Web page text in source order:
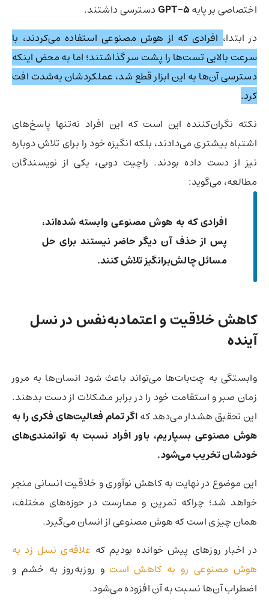
اختصاصی بر پایهGPT-5دسترسی داشتند.
در ابتدا، افرادی که از هوش مصنوعی استفاده می‌کردند، با
سرعت بالایی تست‌ها را پشت سر گذاشتند؛ اما به محض اینکه
دسترسی آن‌ها به این ابزار قطع شد، عملکردشان به‌شدت افت
کرد.
نکته نگران‌کننده این است که این افراد نه‌تنها پاسخ‌های
اشتباه بیشتری می‌دادند، بلکه انگیزه خود را برای تلاش دوباره
نیز از دست داده بودند. راچیت دوبی، یکی از نویسندگان
مطالعه، می‌گوید:
افرادی که به هوش مصنوعی وابسته شده‌اند،
پس از حذف آن دیگر حاضر نیستند برای حل
مسائل چالش‌برانگیز تلاش کنند.
کاهش خلاقیت و اعتمادبه‌نفس در نسل
آینده
وابستگی به چت‌بات‌ها می‌تواند باعث شود انسان‌ها به مرور
زمان صبر و استقامت خود را در برابر مشکلات از دست بدهند.
این تحقیق هشدار می‌دهد کهاگر تمام فعالیت‌های فکری را به
هوش مصنوعی بسپاریم، باور افراد نسبت به توانمندی‌های
خودشان تخریب می‌شود.
این موضوع در نهایت به کاهش نوآوری و خلاقیت انسانی منجر
خواهد شد؛ چراکه تمرین و ممارست در حوزه‌های مختلف،
همان چیزی است که هوش مصنوعی از انسان می‌گیرد.
در اخبار روزهای پیش خوانده بودیم که علاقه‌ی نسل زد به
هوش مصنوعی رو به کاهش استو روزبه‌روز به خشم و
اضطراب آن‌ها نسبت به آن افزوده می‌شود.